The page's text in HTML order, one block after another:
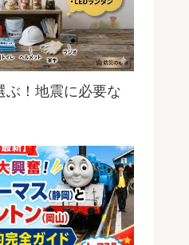
ぶ！地震に必要な